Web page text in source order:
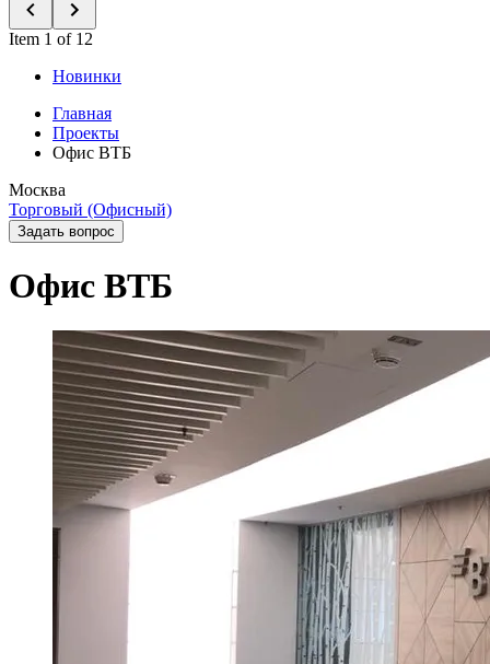
Item 1 of 12
Новинки
Главная
Проекты
Офис ВТБ
Москва
Торговый (Офисный)
Задать вопрос
Офис ВТБ